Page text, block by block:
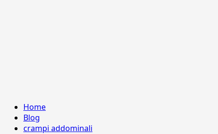
Home
Blog
crampi addominali